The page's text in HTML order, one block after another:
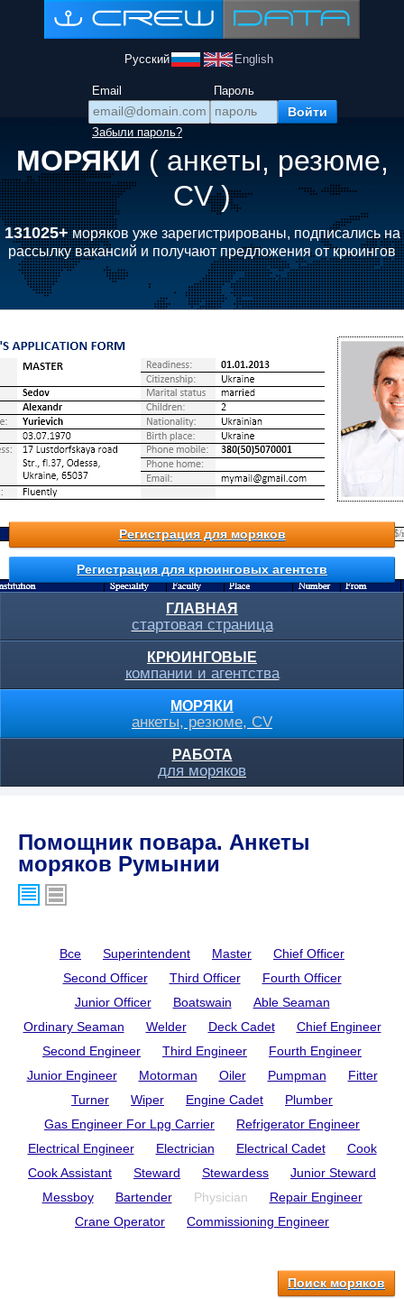
Русский English
Email Пароль
Забыли пароль?
МОРЯКИ ( анкеты, резюме,
CV )
131025+моряков уже зарегистрированы, подписались на
рассылку вакансий и получают предложения от крюингов
Регистрация для моряков
Регистрация для крюинговых агентств
ГЛАВНАЯ
стартовая страница
КРЮИНГОВЫЕ
компании и агентства
МОРЯКИ
анкеты, резюме, CV
РАБОТА
для моряков
Помощник повара. Анкеты
моряков Румынии
Все Superintendent Master
Chief Officer
Second Officer
Third Officer
Fourth Officer
Junior Officer
Boatswain
Able Seaman
Ordinary Seaman
Welder Deck Cadet
Chief Engineer
Second Engineer
Third Engineer
Fourth Engineer
Junior Engineer
Motorman Oiler Pumpman
Fitter
Turner
Wiper Engine Cadet
Plumber
Gas Engineer For Lpg Carrier
Refrigerator Engineer
Electrical Engineer
Electrician Electrical Cadet
Cook
Cook Assistant
Steward Stewardess
Junior Steward
Messboy
Bartender Physician
Repair Engineer
Crane Operator
Commissioning Engineer
Поиск моряков